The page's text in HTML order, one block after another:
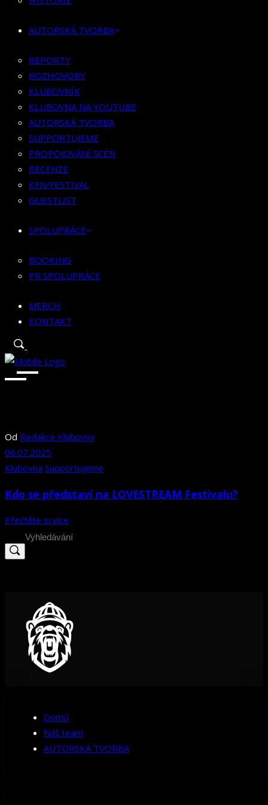
KLUBOVNA NA YOUTUBE
SUPPORTUJEME
PROPOJOVÁNÍ SCÉN
RECENZE
KFN/FESTIVAL
GUESTLIST
SPOLUPRÁCE
BOOKING
PR SPOLUPRÁCE
MERCH
AUTORSKÁ TVORBA
REPORTY
ROZHOVORY
KLUBOVNÍK
KLUBOVNA NA YOUTUBE
AUTORSKÁ TVORBA
SUPPORTUJEME
PROPOJOVÁNÍ SCÉN
RECENZE
KFN/FESTIVAL
GUESTLIST
SPOLUPRÁCE
BOOKING
PR SPOLUPRÁCE
MERCH
KONTAKT
Od Redakce Klubovny
06.07.2025
Klubovna Supportujeme
Kdo se představí na LOVESTREAM Festivalu?
Přečtěte si více
Search
for:
Domů
Náš team
AUTORSKÁ TVORBA